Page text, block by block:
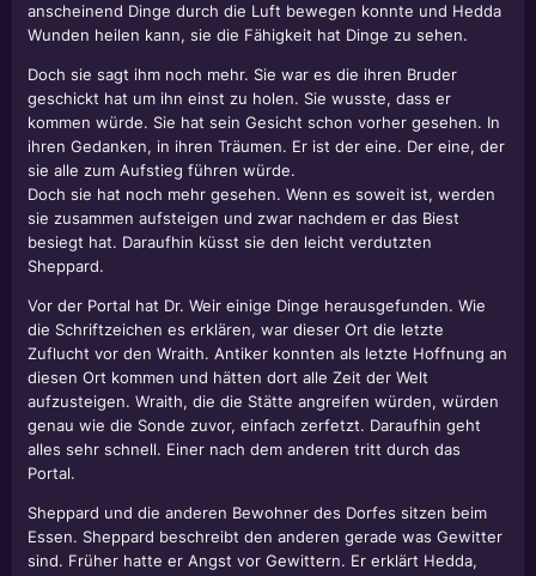
anscheinend Dinge durch die Luft bewegen konnte und Hedda
Wunden heilen kann, sie die Fähigkeit hat Dinge zu sehen.
Doch sie sagt ihm noch mehr. Sie war es die ihren Bruder
geschickt hat um ihn einst zu holen. Sie wusste, dass er
kommen würde. Sie hat sein Gesicht schon vorher gesehen. In
ihren Gedanken, in ihren Träumen. Er ist der eine. Der eine, der
sie alle zum Aufstieg führen würde.
Doch sie hat noch mehr gesehen. Wenn es soweit ist, werden
sie zusammen aufsteigen und zwar nachdem er das Biest
besiegt hat. Daraufhin küsst sie den leicht verdutzten
Sheppard.
Vor der Portal hat Dr. Weir einige Dinge herausgefunden. Wie
die Schriftzeichen es erklären, war dieser Ort die letzte
Zuflucht vor den Wraith. Antiker konnten als letzte Hoffnung an
diesen Ort kommen und hätten dort alle Zeit der Welt
aufzusteigen. Wraith, die die Stätte angreifen würden, würden
genau wie die Sonde zuvor, einfach zerfetzt. Daraufhin geht
alles sehr schnell. Einer nach dem anderen tritt durch das
Portal.
Sheppard und die anderen Bewohner des Dorfes sitzen beim
Essen. Sheppard beschreibt den anderen gerade was Gewitter
sind. Früher hatte er Angst vor Gewittern. Er erklärt Hedda,